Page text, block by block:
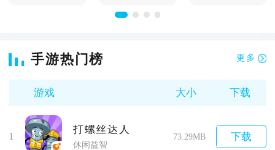
手游热门榜 更多
游戏 大小 下载
1
打螺丝达人
休闲益智
73.29MB 下载